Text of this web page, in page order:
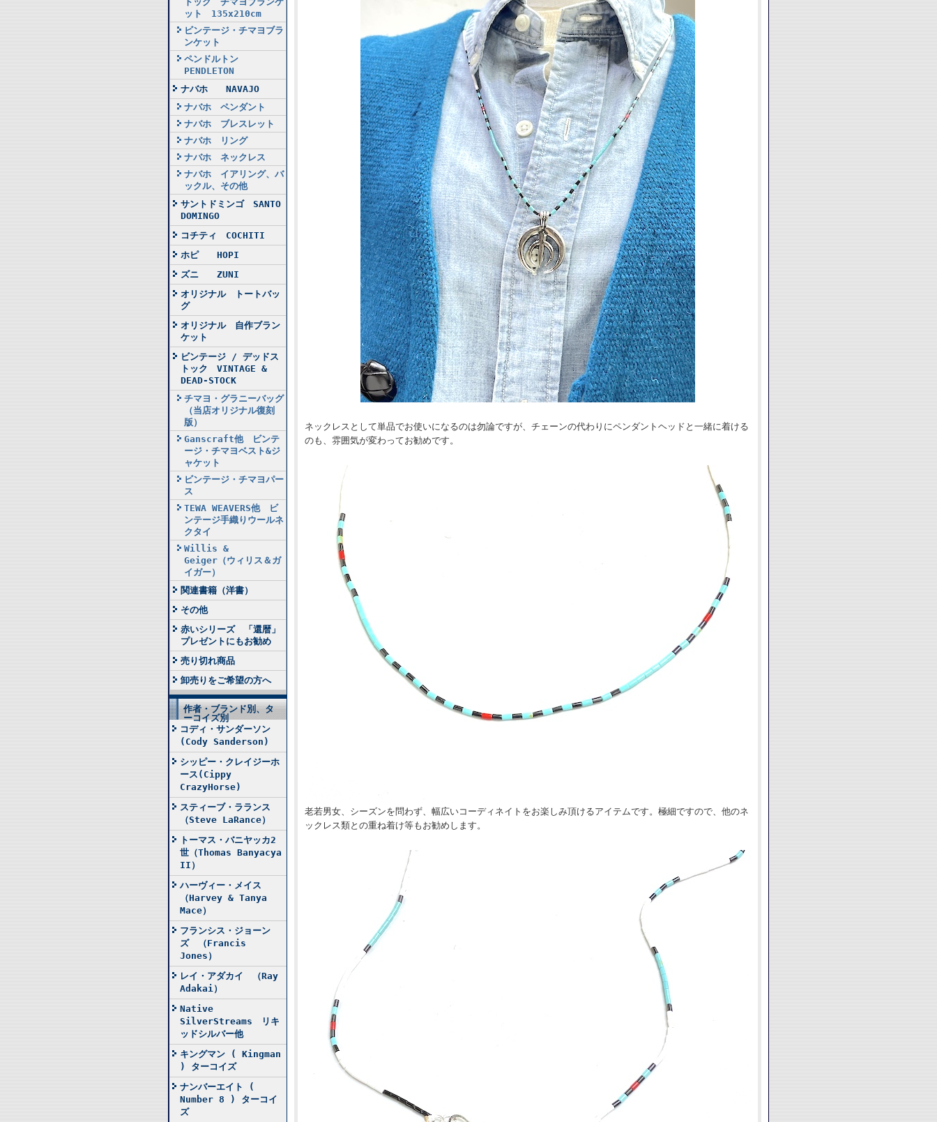
ット 135x210cm
ビンテージ・チマヨブラ
ンケット
ペンドルトン
PENDLETON
ナバホ NAVAJO
ナバホ ペンダント
ナバホ ブレスレット
ナバホ リング
ナバホ ネックレス
ナバホ イアリング、バ
ックル、その他
サントドミンゴ SANTO
DOMINGO
コチティ COCHITI
ホピ HOPI
ズニ ZUNI
オリジナル トートバッ
グ
オリジナル 自作ブラン
ケット
ビンテージ / デッドス
トック VINTAGE &
DEAD-STOCK
チマヨ・グラニーバッグ
（当店オリジナル復刻
版）
Ganscraft他 ビンテ
ージ・チマヨベスト&ジ
ャケット
ビンテージ・チマヨパー
ス
TEWA WEAVERS他 ビ
ンテージ手織りウールネ
クタイ
Willis &
Geiger（ウィリス＆ガ
イガー）
関連書籍（洋書）
その他
赤いシリーズ 「還暦」
プレゼントにもお勧め
売り切れ商品
卸売りをご希望の方へ
作者・ブランド別、タ
ーコイズ別
コディ・サンダーソン
(Cody Sanderson)
シッピー・クレイジーホ
ース(Cippy
CrazyHorse)
スティーブ・ラランス
（Steve LaRance）
トーマス・バニヤッカ2
世（Thomas Banyacya
II）
ハーヴィー・メイス
（Harvey & Tanya
Mace）
フランシス・ジョーン
ズ （Francis
Jones）
レイ・アダカイ （Ray
Adakai）
Native
SilverStreams リキ
ッドシルバー他
キングマン ( Kingman
) ターコイズ
ナンバーエイト (
Number 8 ) ターコイ
ズ
ネックレスとして単品でお使いになるのは勿論ですが、チェーンの代わりにペンダントヘッドと一緒に着ける
のも、雰囲気が変わってお勧めです。
老若男女、シーズンを問わず、幅広いコーディネイトをお楽しみ頂けるアイテムです。極細ですので、他のネ
ックレス類との重ね着け等もお勧めします。